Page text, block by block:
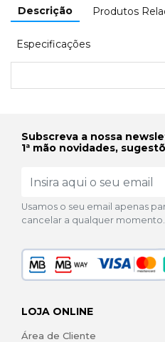
Descrição Produtos
Especificações
Subscreva a nossa
1ª mão novidades,
Usamos o seu email apenas
cancelar a qualquer momento.
LOJA ONLINE
Área de Cliente